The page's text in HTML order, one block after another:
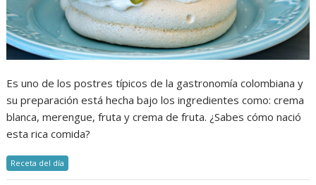
Es uno de los postres típicos de la gastronomía colombiana y
su preparación está hecha bajo los ingredientes como: crema
blanca, merengue, fruta y crema de fruta. ¿Sabes cómo nació
esta rica comida?
Receta del día